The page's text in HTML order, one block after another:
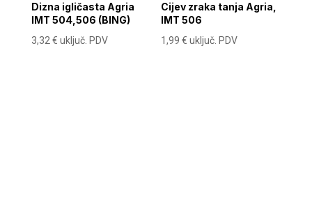
Dizna igličasta Agria
IMT 504,506 (BING)
3,32€ uključ. PDV
Cijev zraka tanja Agria,
IMT 506
1,99€ uključ. PDV